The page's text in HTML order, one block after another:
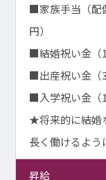
■家族手当（配
円）
■結婚祝い金（1
■出産祝い金（3
■入学祝い金（1
★将来的に結婚
長く働けるよう
昇給